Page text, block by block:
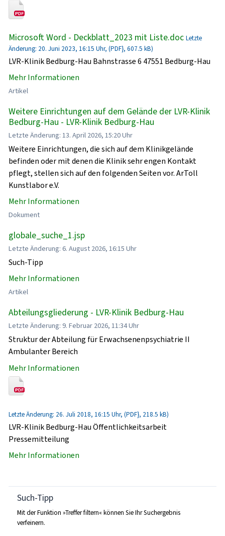
Microsoft Word - Deckblatt_2023 mit Liste.doc Letzte
Änderung: 20. Juni 2023, 16:15 Uhr, (PDF}, 607.5 kB)
LVR-Klinik Bedburg-Hau Bahnstrasse 6 47551 Bedburg-Hau
Mehr Informationen
Artikel
Weitere Einrichtungen auf dem Gelände der LVR-Klinik
Bedburg-Hau - LVR-Klinik Bedburg-Hau
Letzte Änderung: 13. April 2026, 15:20 Uhr
Weitere Einrichtungen, die sich auf dem Klinikgelände
befinden oder mit denen die Klinik sehr engen Kontakt
pflegt, stellen sich auf den folgenden Seiten vor. ArToll
Kunstlabor e.V.
Mehr Informationen
Dokument
globale_suche_1.jsp
Letzte Änderung: 6. August 2026, 16:15 Uhr
Such-Tipp
Mehr Informationen
Artikel
Abteilungsgliederung - LVR-Klinik Bedburg-Hau
Letzte Änderung: 9. Februar 2026, 11:34 Uhr
Struktur der Abteilung für Erwachsenenpsychiatrie II
Ambulanter Bereich
Mehr Informationen
Letzte Änderung: 26. Juli 2018, 16:15 Uhr, (PDF}, 218.5 kB)
LVR-Klinik Bedburg-Hau Öffentlichkeitsarbeit
Pressemitteilung
Mehr Informationen
Such-Tipp
Mit der Funktion »Treffer filtern« können Sie Ihr Suchergebnis
verfeinern.